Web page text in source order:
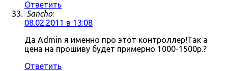
Ответить
Sancho:
08.02.2011 в 13:08
Да Admin я именно про этот контроллер!Так а
цена на прошиву будет примерно 1000-1500р.?
Ответить